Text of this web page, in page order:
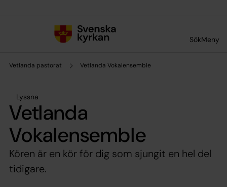
SökMeny
Vetlanda pastorat Vetlanda Vokalensemble
Lyssna
Vetlanda
Vokalensemble
Kören är en kör för dig som sjungit en hel del
tidigare.